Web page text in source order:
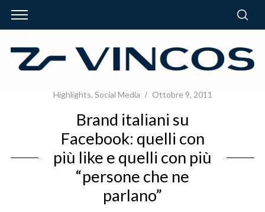
Highlights, Social Media Ottobre 9, 2011
Brand italiani su
Facebook: quelli con
più like e quelli con più
“persone che ne
parlano”